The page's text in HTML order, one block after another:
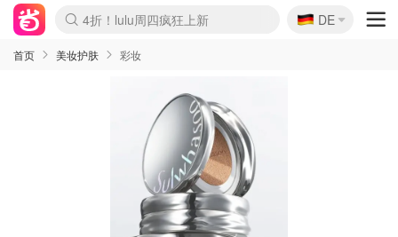
Boticinal 夏促开抢！
4折！lulu周四疯狂上新
还没结束！&OtherStories大促
Joybuy变相75折 随时失效
速领！Stanley独家85折
疑似霸哥！Camper额外叠85折
Zalando 奥莱闪促！每日更新
Moncler反季囤！5折起+叠9折
Coach Brooklyn仅€192
🇩🇪
DE
首页 美妆护肤 彩妆